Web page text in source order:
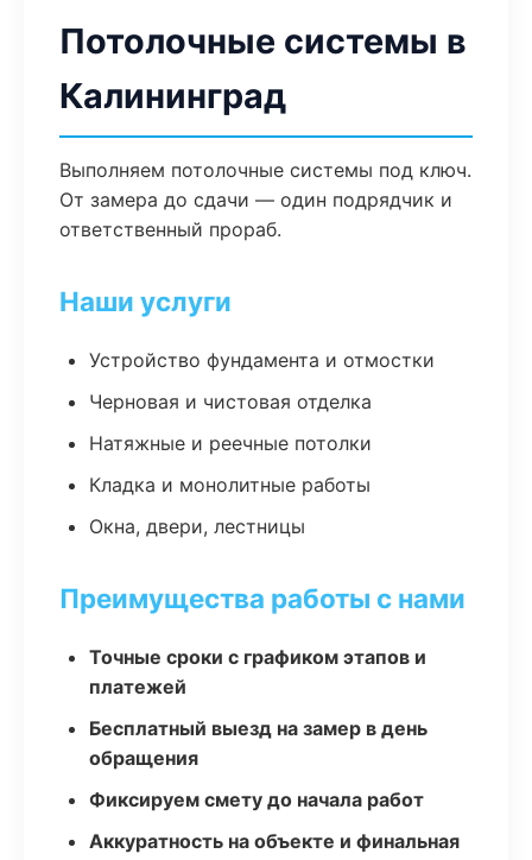
Потолочные системы в
Калининград
Выполняем потолочные системы под ключ.
От замера до сдачи — один подрядчик и
ответственный прораб.
Наши услуги
Устройство фундамента и отмостки
Черновая и чистовая отделка
Натяжные и реечные потолки
Кладка и монолитные работы
Окна, двери, лестницы
Преимущества работы с нами
Точные сроки с графиком этапов и
платежей
Бесплатный выезд на замер в день
обращения
Фиксируем смету до начала работ
Аккуратность на объекте и финальная